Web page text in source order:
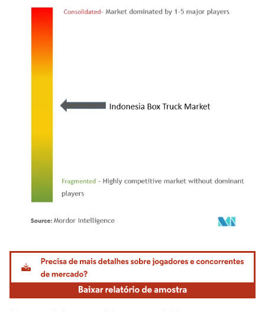
Imagem © Mordor Intelligence. O reuso requer atribuição conforme CC BY 4.0.